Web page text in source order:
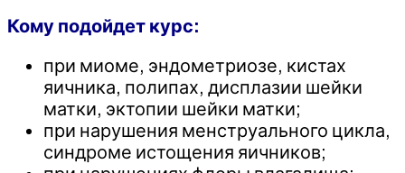
Кому подойдет курс:
при миоме, эндометриозе, кистах
яичника, полипах, дисплазии шейки
матки, эктопии шейки матки;
при нарушения менструального цикла,
синдроме истощения яичников;